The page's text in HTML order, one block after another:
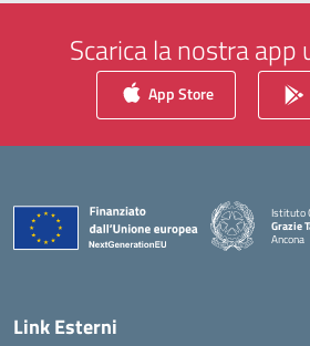
Scarica la nostra app
App Store
Istituto
Grazie
Ancona
Link Esterni